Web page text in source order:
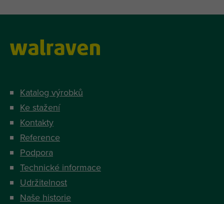
Katalog výrobků
Ke stažení
Kontakty
Reference
Podpora
Technické informace
Udržitelnost
Naše historie